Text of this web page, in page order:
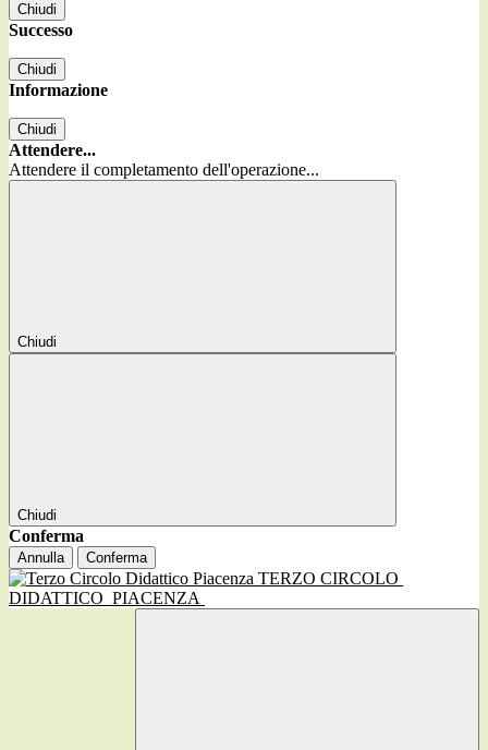
Chiudi
Successo
Chiudi
Informazione
Chiudi
Attendere...
Attendere il completamento dell'operazione...
Chiudi
Chiudi
Conferma
Annulla Conferma
TERZO CIRCOLO
DIDATTICO PIACENZA